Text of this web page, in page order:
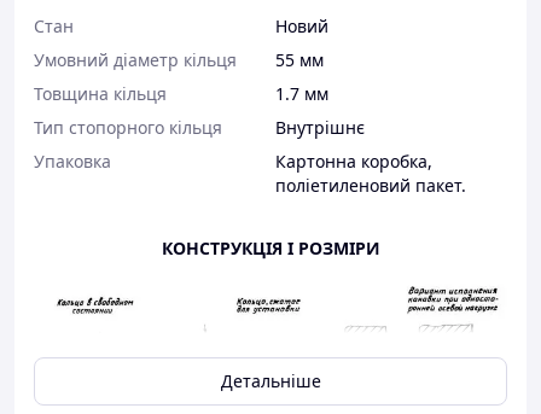
Стан
Новий
Умовний діаметр кільця
55 мм
Товщина кільця
1.7 мм
Тип стопорного кільця
Внутрішнє
Упаковка
Картонна коробка,
поліетиленовий пакет.
КОНСТРУКЦІЯ І РОЗМІРИ
Детальніше